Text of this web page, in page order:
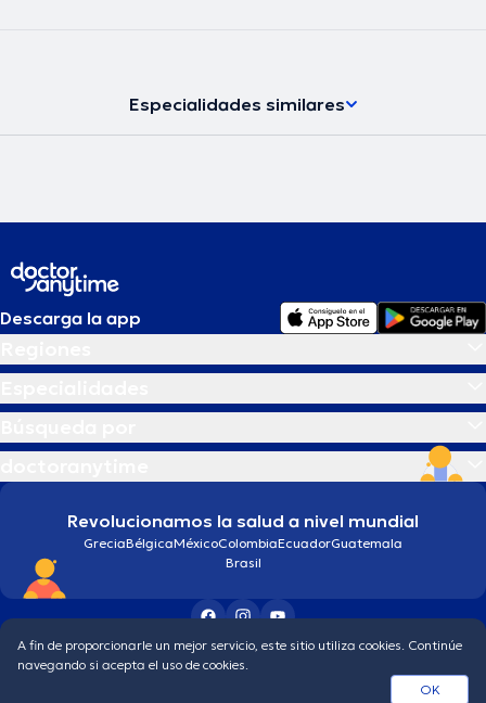
Especialidades similares
Descarga la app
Revolucionamos la salud a nivel mundial
GreciaBélgicaMéxicoColombiaEcuadorGuatemala
Brasil
Condiciones generales
Política de protección de los datos personales
A fin de proporcionarle un mejor servicio, este sitio utiliza cookies. Continúe
navegando si acepta el uso de cookies.
OK